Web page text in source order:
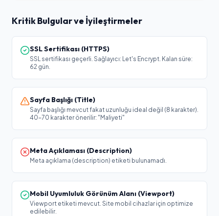
Kritik Bulgular ve İyileştirmeler
SSL Sertifikası (HTTPS)
SSL sertifikası geçerli. Sağlayıcı: Let's Encrypt. Kalan süre:
62 gün.
Sayfa Başlığı (Title)
Sayfa başlığı mevcut fakat uzunluğu ideal değil (8 karakter).
40-70 karakter önerilir: "Maliyeti"
Meta Açıklaması (Description)
Meta açıklama (description) etiketi bulunamadı.
Mobil Uyumluluk Görünüm Alanı (Viewport)
Viewport etiketi mevcut. Site mobil cihazlar için optimize
edilebilir.